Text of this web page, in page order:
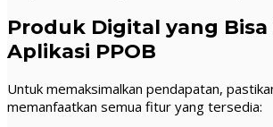
Produk Digital yang Bisa
Aplikasi PPOB
Untuk memaksimalkan pendapatan,
memanfaatkan semua fitur yang tersedia: